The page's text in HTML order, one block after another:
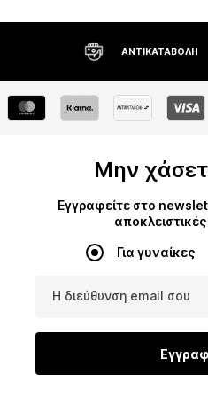
ΑΝΤΙΚΑΤΑΒΟΛΉ
Μην
Εγγραφείτε στο
Για γυναίκες
Η διεύθυνση email σου